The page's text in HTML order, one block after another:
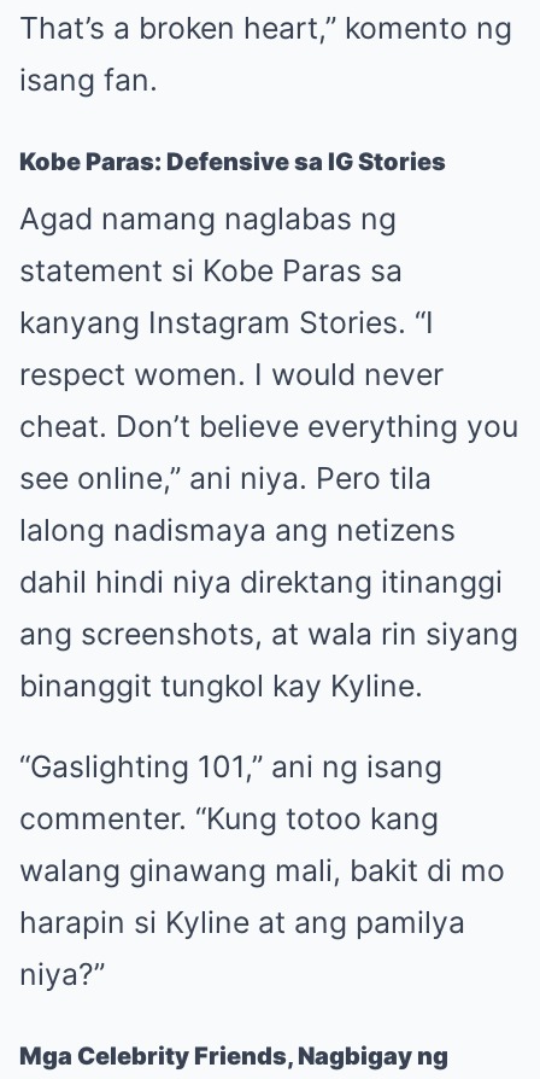
That’s a broken heart,” komento ng
isang fan.
Kobe Paras: Defensive sa IG Stories
Agad namang naglabas ng
statement si Kobe Paras sa
kanyang Instagram Stories. “I
respect women. I would never
cheat. Don’t believe everything you
see online,” ani niya. Pero tila
lalong nadismaya ang netizens
dahil hindi niya direktang itinanggi
ang screenshots, at wala rin siyang
binanggit tungkol kay Kyline.
“Gaslighting 101,” ani ng isang
commenter. “Kung totoo kang
walang ginawang mali, bakit di mo
harapin si Kyline at ang pamilya
niya?”
Mga Celebrity Friends, Nagbigay ng